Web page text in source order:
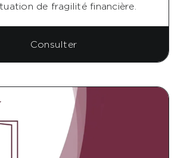
de fragilité financière.
Consulter